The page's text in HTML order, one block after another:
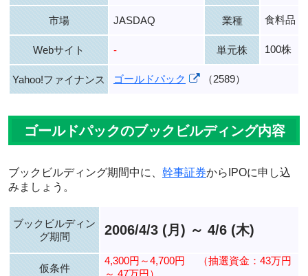
市場 JASDAQ 業種 食料品
Webサイト - 単元株 100株
Yahoo!ファイナンス ゴールドパック （2589）
ゴールドパックのブックビルディング内容
ブックビルディング期間中に、 幹事証券からIPOに申し込
みましょう。
ブックビルディン
グ期間
2006/4/3 (月) ～ 4/6 (木)
仮条件
4,300円～4,700円
（抽選資金：43万円
～ 47万円）